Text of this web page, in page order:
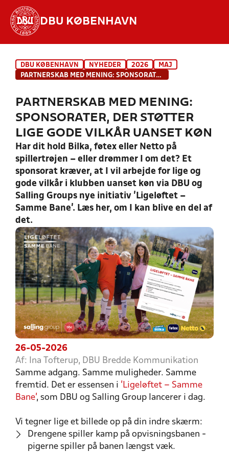
DBU KØBENHAVN
INDHOLD OG NYHEDER
HOLD
DBU KØBENHAVN NYHEDER 2026
MAJ
PARTNERSKAB MED MENING: SPONSORATER, DER STØTTER LIGE GODE VILKÅR UANSET KØN
PARTNERSKAB MED MENING:
SPONSORATER, DER STØTTER
LIGE GODE VILKÅR UANSET KØN
Har dit hold Bilka, føtex eller Netto på
spillertrøjen – eller drømmer I om det? Et
sponsorat kræver, at I vil arbejde for lige og
gode vilkår i klubben uanset køn via DBU og
Salling Groups nye initiativ ’Ligeløftet –
Samme Bane’. Læs her, om I kan blive en del af
det.
26-05-2026
Af: Ina Tofterup, DBU Bredde Kommunikation
Samme adgang. Samme muligheder. Samme
fremtid. Det er essensen i ’Ligeløftet – Samme
Bane’, som DBU og Salling Group lancerer i dag.
Vi tegner lige et billede op på din indre skærm:
Drengene spiller kamp på opvisningsbanen -
pigerne spiller på banen længst væk.